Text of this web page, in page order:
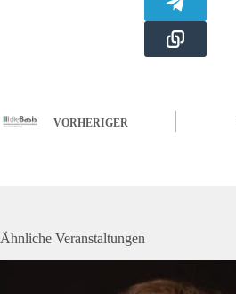
VORHERIGER
Ähnliche Veranstaltungen